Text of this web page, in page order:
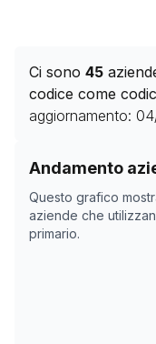
Ci sono 45
codice come
aggiornamento:
Andamento
Questo grafico
aziende che
primario.
Storico numero di
Data
29/04/2025
01/11/2025